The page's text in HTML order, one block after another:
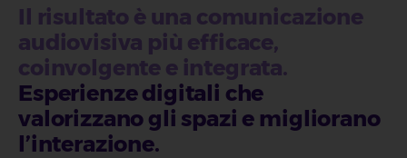
Il risultato è una comunicazione
audiovisiva più efficace,
coinvolgente e integrata.
Esperienze digitali che
valorizzano gli spazi e migliorano
l’interazione.